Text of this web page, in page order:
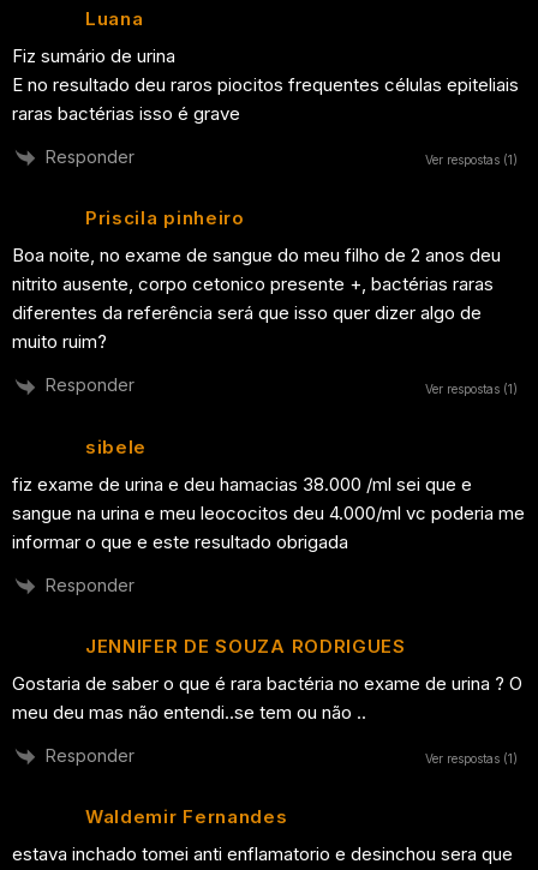
Luana
Fiz sumário de urina
E no resultado deu raros piocitos frequentes células epiteliais
raras bactérias isso é grave
Responder Ver respostas (1)
Priscila pinheiro
Boa noite, no exame de sangue do meu filho de 2 anos deu
nitrito ausente, corpo cetonico presente +, bactérias raras
diferentes da referência será que isso quer dizer algo de
muito ruim?
Responder Ver respostas (1)
sibele
fiz exame de urina e deu hamacias 38.000 /ml sei que e
sangue na urina e meu leococitos deu 4.000/ml vc poderia me
informar o que e este resultado obrigada
Responder
JENNIFER DE SOUZA RODRIGUES
Gostaria de saber o que é rara bactéria no exame de urina ? O
meu deu mas não entendi..se tem ou não ..
Responder Ver respostas (1)
Waldemir Fernandes
estava inchado tomei anti enflamatorio e desinchou sera que